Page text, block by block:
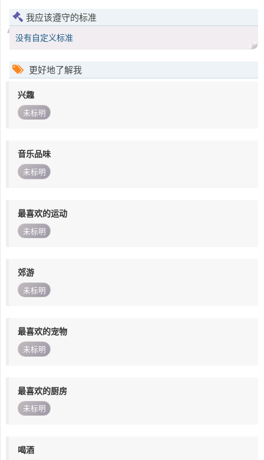
我应该遵守的标准
没有自定义标准
更好地了解我
兴趣
未标明
音乐品味
未标明
最喜欢的运动
未标明
郊游
未标明
最喜欢的宠物
未标明
最喜欢的厨房
未标明
喝酒